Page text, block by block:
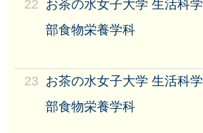
22 お茶の水女子大学 生活科学
部食物栄養学科
23 お茶の水女子大学 生活科学
部食物栄養学科